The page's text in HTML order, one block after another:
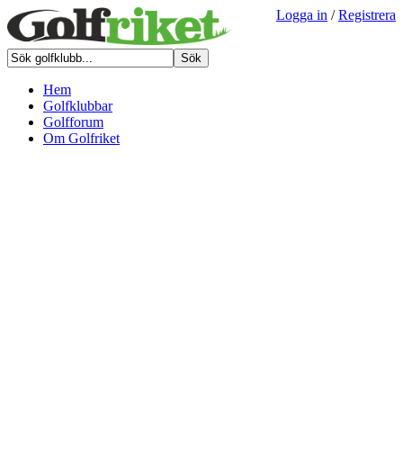
Logga in /Registrera
Hem
Golfklubbar
Golfforum
Om Golfriket